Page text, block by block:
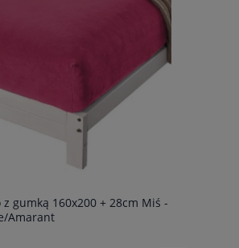
z gumką 160x200 + 28cm Miś -
Amarant